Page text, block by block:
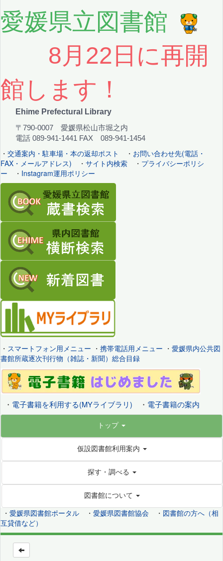
愛媛県立図書館
8月22日に再開
館します！
Ehime Prefectural Library
〒790-0007 愛媛県松山市堀之内
電話 089-941-1441 FAX 089-941-1454
・ 交通案内・駐車場・本の返却ポスト ・ お問い合わせ先(電話・
FAX・メールアドレス) ・ サイト内検索 ・ プライバシーポリシ
ー ・ Instagram運用ポリシー
・ スマートフォン用メニュー ・ 携帯電話用メニュー ・ 愛媛県内公共図
書館所蔵逐次刊行物（雑誌・新聞）総合目録
・ 電子書籍を利用する(MYライブラリ) ・ 電子書籍の案内
トップ
仮設図書館利用案内
探す・調べる
図書館について
・ 愛媛県図書館ポータル ・ 愛媛県図書館協会 ・ 図書館の方へ（相
互貸借など）